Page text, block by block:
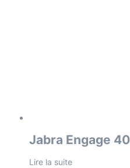
Jabra Engage
Lire la suite